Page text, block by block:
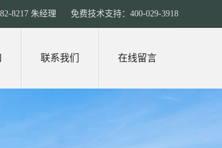
8217 朱经理 免费技术支持：400-029-3918
联系我们 在线留言